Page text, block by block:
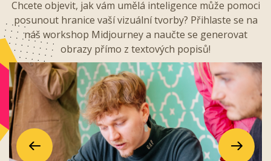
Chcete objevit, jak vám umělá inteligence může pomoci
posunout hranice vaší vizuální tvorby? Přihlaste se na
náš workshop Midjourney a naučte se generovat
obrazy přímo z textových popisů!
Předchozí
Předchozí
Další
Další